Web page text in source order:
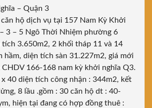
– Quận 3
căn hộ dịch vụ tại 157 Nam Kỳ Khởi
3 – 5 Ngô Thời Nhiệm phường 6
3.650m2, 2 khối tháp 11 và 14
hầm, diện tích sàn 31.227m2, giá mới
CHDV 166-168 nam kỳ khởi nghĩa Q3.
40 diện tích công nhận : 344m2, kết
8 lầu .gồm : 30 căn hộ dt : 40-
hiện tại đang có hợp đồng thuê :